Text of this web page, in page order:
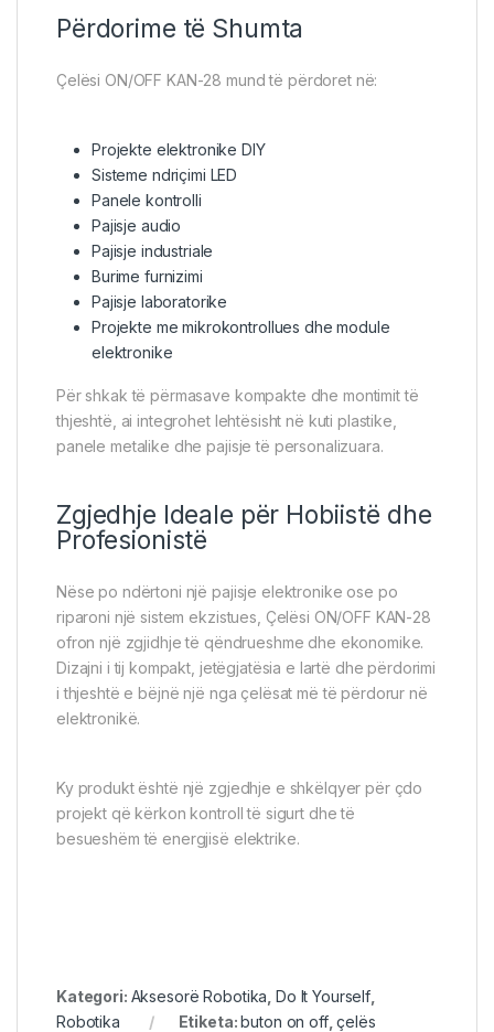
Përdorime të Shumta
Çelësi ON/OFF KAN-28 mund të përdoret në:
Projekte elektronike DIY
Sisteme ndriçimi LED
Panele kontrolli
Pajisje audio
Pajisje industriale
Burime furnizimi
Pajisje laboratorike
Projekte me mikrokontrollues dhe module
elektronike
Për shkak të përmasave kompakte dhe montimit të
thjeshtë, ai integrohet lehtësisht në kuti plastike,
panele metalike dhe pajisje të personalizuara.
Zgjedhje Ideale për Hobiistë dhe
Profesionistë
Nëse po ndërtoni një pajisje elektronike ose po
riparoni një sistem ekzistues, Çelësi ON/OFF KAN-28
ofron një zgjidhje të qëndrueshme dhe ekonomike.
Dizajni i tij kompakt, jetëgjatësia e lartë dhe përdorimi
i thjeshtë e bëjnë një nga çelësat më të përdorur në
elektronikë.
Ky produkt është një zgjedhje e shkëlqyer për çdo
projekt që kërkon kontroll të sigurt dhe të
besueshëm të energjisë elektrike.
Kategori: Aksesorë Robotika Do It Yourself
Robotika
Etiketa:buton on off,çelës